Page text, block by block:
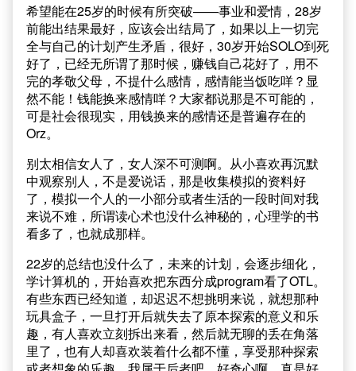
希望能在25岁的时候有所突破——事业和爱情，28岁
前能出结果最好，应该会出结局了，如果以上一切完
全与自己的计划产生矛盾，很好，30岁开始SOLO到死
好了，已经无所谓了那时候，赚钱自己花好了，用不
完的孝敬父母，不提什么感情，感情能当饭吃咩？显
然不能！钱能换来感情咩？大家都说那是不可能的，
可是社会很现实，用钱换来的感情还是普遍存在的
Orz。
别太相信女人了，女人深不可测啊。从小喜欢再沉默
中观察别人，不是爱说话，那是收集模拟的资料好
了，模拟一个人的一小部分或者生活的一段时间对我
来说不难，所谓读心术也没什么神秘的，心理学的书
看多了，也就成那样。
22岁的总结也没什么了，未来的计划，会逐步细化，
学计算机的，开始喜欢把东西分成program看了OTL。
有些东西已经知道，却迟迟不想挑明来说，就想那种
玩具盒子，一旦打开后就失去了原本探索的意义和乐
趣，有人喜欢立刻拆出来看，然后就无聊的丢在角落
里了，也有人却喜欢装着什么都不懂，享受那种探索